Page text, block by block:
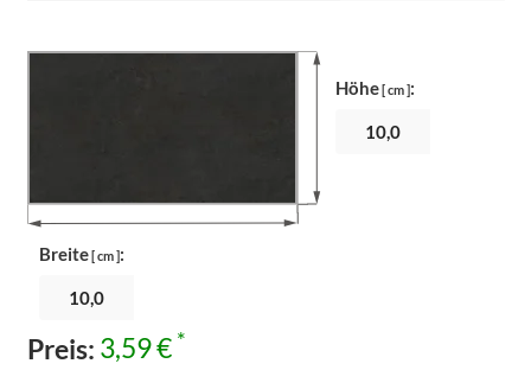
Breite[ cm ]:
Höhe[ cm ]:
Preis: 3,59 € *